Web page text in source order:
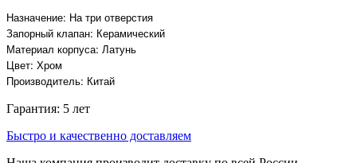
Назначение: На три отверстия
Запорный клапан: Керамический
Материал корпуса: Латунь
Цвет: Хром
Производитель: Китай
Гарантия: 5 лет
Быстро и качественно доставляем